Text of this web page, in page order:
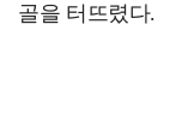
골을 터뜨렸다.